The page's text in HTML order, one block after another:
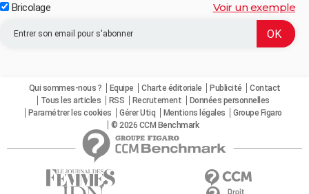
Bricolage Voir un exemple
Qui sommes-nous ? Equipe Charte éditoriale Publicité
Contact
Tous les articles
RSS Recrutement
Données personnelles
Paramétrer les cookies
Gérer Utiq Mentions légales
Groupe Figaro
© 2026 CCM Benchmark